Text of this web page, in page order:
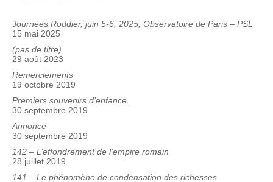
Journées Roddier, juin 5-6, 2025, Observatoire de Paris – PSL
15 mai 2025
(pas de titre)
29 août 2023
Remerciements
19 octobre 2019
Premiers souvenirs d’enfance.
30 septembre 2019
Annonce
30 septembre 2019
142 – L’effondrement de l’empire romain
28 juillet 2019
141 – Le phénomène de condensation des richesses